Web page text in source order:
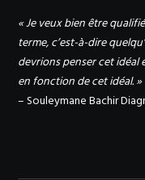
« Je veux bien être
terme, c’est-à-dire
devrions penser cet idéal
en fonction de cet idéal. »
– Souleymane Bachir